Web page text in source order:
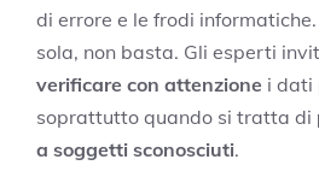
di errore e le frodi
sola, non basta. Gli esperti
verificare con attenzione i dati
soprattutto quando si tratta di
a soggetti sconosciuti.